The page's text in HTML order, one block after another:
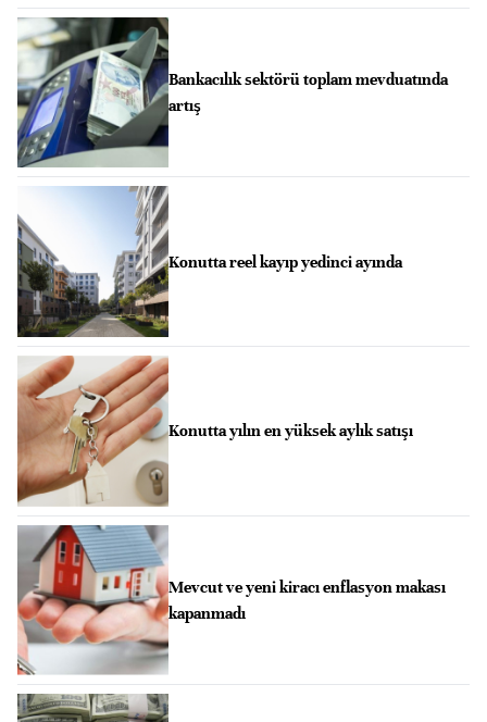
Bankacılık sektörü toplam mevduatında
artış
Konutta reel kayıp yedinci ayında
Konutta yılın en yüksek aylık satışı
Mevcut ve yeni kiracı enflasyon makası
kapanmadı